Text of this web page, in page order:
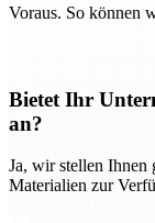
Voraus. So können
Bietet Ihr
an?
Ja, wir stellen Ihnen
Materialien zur